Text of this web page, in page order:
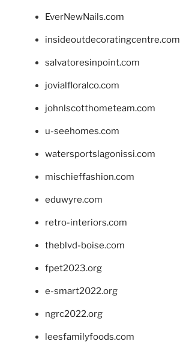
EverNewNails.com
insideoutdecoratingcentre.com
salvatoresinpoint.com
jovialfloralco.com
johnlscotthometeam.com
u-seehomes.com
watersportslagonissi.com
mischieffashion.com
eduwyre.com
retro-interiors.com
theblvd-boise.com
fpet2023.org
e-smart2022.org
ngrc2022.org
leesfamilyfoods.com